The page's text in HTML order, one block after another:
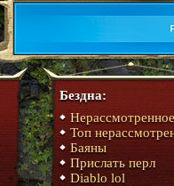
Бездна:
Нерассмотренное
Топ
Баяны
Прислать перл
Diablo lol